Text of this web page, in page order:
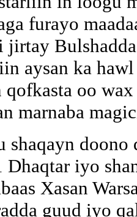
furayo
jirtay
aysan ka
oo wax
marnaba
shaqayn doono
Dhaqtar iyo
Xasan
guud iyo